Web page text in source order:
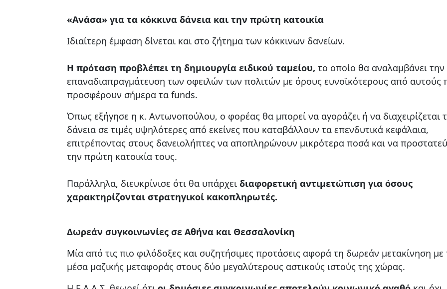
«Ανάσα» για τα κόκκινα δάνεια και την πρώτη κατοικία
Ιδιαίτερη έμφαση δίνεται και στο ζήτημα των κόκκινων δανείων.
Η πρόταση προβλέπει τη δημιουργία ειδικού ταμείου, το οποίο θα αναλαμβάνει την
επαναδιαπραγμάτευση των οφειλών των πολιτών με όρους ευνοϊκότερους από αυτούς
προσφέρουν σήμερα τα funds.
Όπως εξήγησε η κ. Αντωνοπούλου, ο φορέας θα μπορεί να αγοράζει ή να διαχειρίζεται
δάνεια σε τιμές υψηλότερες από εκείνες που καταβάλλουν τα επενδυτικά κεφάλαια,
επιτρέποντας στους δανειολήπτες να αποπληρώνουν μικρότερα ποσά και να
την πρώτη κατοικία τους.
Παράλληλα, διευκρίνισε ότι θα υπάρχει διαφορετική αντιμετώπιση για όσους
χαρακτηρίζονται στρατηγικοί κακοπληρωτές.
Δωρεάν συγκοινωνίες σε Αθήνα και Θεσσαλονίκη
Μία από τις πιο φιλόδοξες και συζητήσιμες προτάσεις αφορά τη δωρεάν μετακίνηση με
μέσα μαζικής μεταφοράς στους δύο μεγαλύτερους αστικούς ιστούς της χώρας.